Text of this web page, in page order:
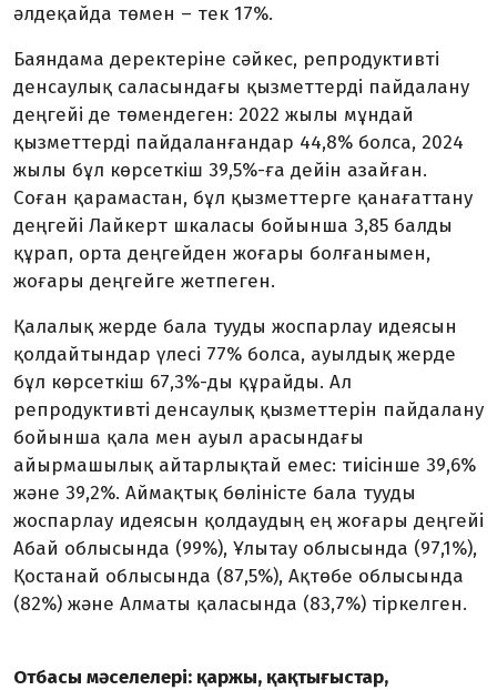
әлдеқайда төмен – тек 17%.
Баяндама деректеріне сәйкес, репродуктивті
денсаулық саласындағы қызметтерді пайдалану
деңгейі де төмендеген: 2022 жылы мұндай
қызметтерді пайдаланғандар 44,8% болса, 2024
жылы бұл көрсеткіш 39,5%-ға дейін азайған.
Соған қарамастан, бұл қызметтерге қанағаттану
деңгейі Лайкерт шкаласы бойынша 3,85 балды
құрап, орта деңгейден жоғары болғанымен,
жоғары деңгейге жетпеген.
Қалалық жерде бала тууды жоспарлау идеясын
қолдайтындар үлесі 77% болса, ауылдық жерде
бұл көрсеткіш 67,3%-ды құрайды. Ал
репродуктивті денсаулық қызметтерін пайдалану
бойынша қала мен ауыл арасындағы
айырмашылық айтарлықтай емес: тиісінше 39,6%
және 39,2%. Аймақтық бөліністе бала тууды
жоспарлау идеясын қолдаудың ең жоғары деңгейі
Абай облысында (99%), Ұлытау облысында (97,1%),
Қостанай облысында (87,5%), Ақтөбе облысында
(82%) және Алматы қаласында (83,7%) тіркелген.
Отбасы мәселелері: қаржы, қақтығыстар,